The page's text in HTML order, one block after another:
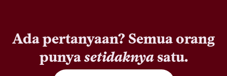
Ada pertanyaan? Semua orang
punyasetidaknyasatu.